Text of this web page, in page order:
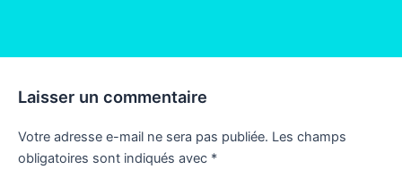
Laisser un commentaire
Votre adresse e-mail ne sera pas publiée. Les champs
obligatoires sont indiqués avec *